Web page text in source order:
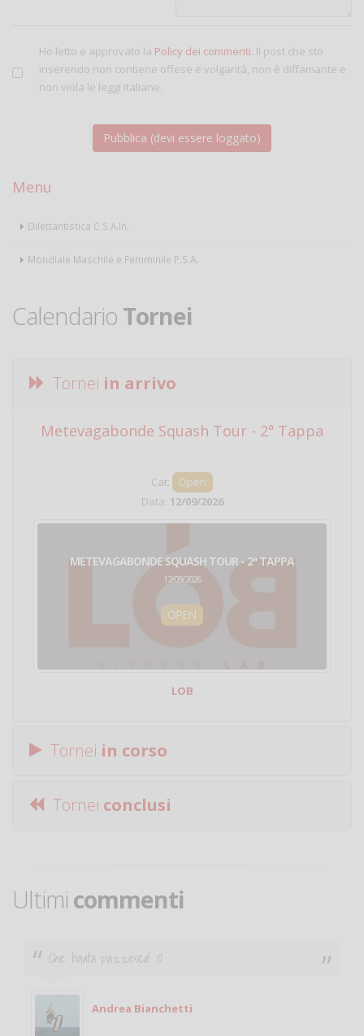
Ho letto e approvato la Policy dei commenti. Il post che sto
inserendo non contiene offese e volgarità, non è diffamante e
non viola le leggi italiane.
Menu
Dilettantistica C.S.A.In.
Mondiale Maschile e Femminile P.S.A.
Calendario Tornei
Tornei in arrivo
Metevagabonde Squash Tour - 2ª Tappa
Cat:
Open
Data: 12/09/2026
METEVAGABONDE SQUASH TOUR - 2ª TAPPA
12/09/2026
OPEN
LOB
Tornei in corso
Tornei conclusi
Ultimi commenti
Che figata pazzesca! :O
Andrea Bianchetti